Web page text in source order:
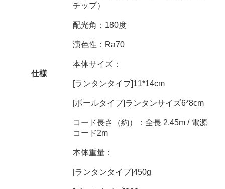
仕様
チップ）
配光角：180度
演色性：Ra70
本体サイズ：
[ランタンタイプ]11*14cm
[ボールタイプ]ランタンサイズ6*8cm
コード長さ（約）：全長 2.45m / 電源
コード2m
本体重量：
[ランタンタイプ]450g